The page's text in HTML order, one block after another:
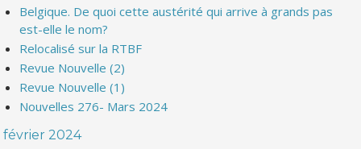
Belgique. De quoi cette austérité qui arrive à grands pas
est-elle le nom?
Relocalisé sur la RTBF
Revue Nouvelle (2)
Revue Nouvelle (1)
Nouvelles 276- Mars 2024
février 2024